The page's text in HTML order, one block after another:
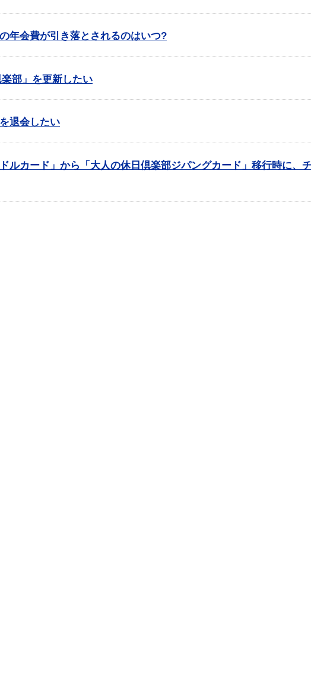
年会費が引き落とされるのはいつ?
楽部」を更新したい
退会したい
ルカード」から「大人の休日倶楽部ジパングカード」移行時に、